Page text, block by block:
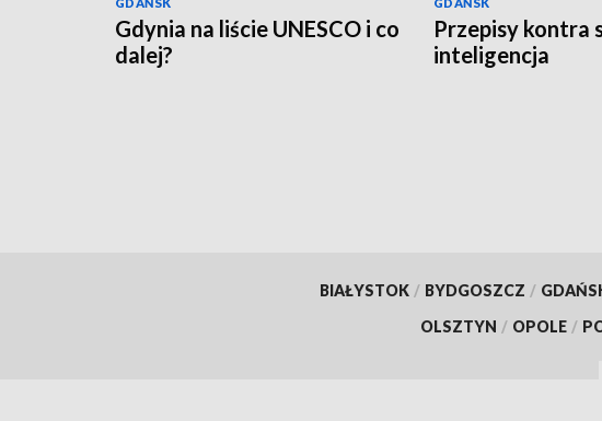
Gdynia na liście UNESCO i co
dalej?
Przepisy kontra
inteligencja
BIAŁYSTOK / BYDGOSZCZ /
OLSZTYN / OPOLE /